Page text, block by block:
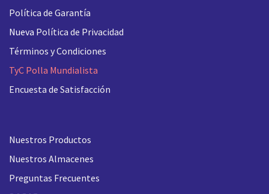
Política de Garantía
Nueva Política de Privacidad
Términos y Condiciones
TyC Polla Mundialista
Encuesta de Satisfacción
Nuestros Productos
Nuestros Almacenes
Preguntas Frecuentes